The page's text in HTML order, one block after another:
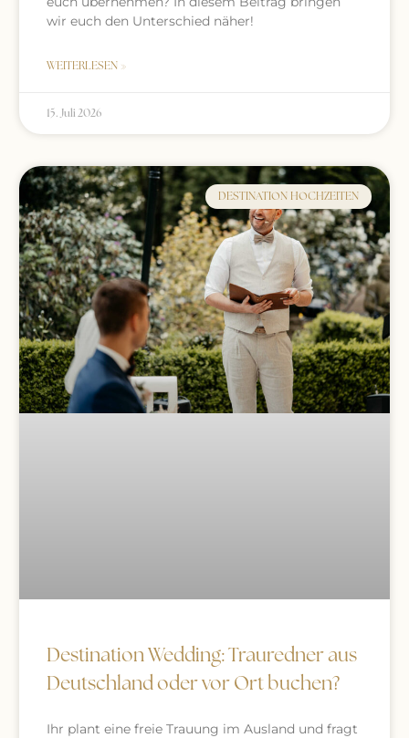
wir euch den Unterschied näher!
WEITERLESEN »
15. Juli 2026
DESTINATION HOCHZEITEN
Destination Wedding: Trauredner aus
Deutschland oder vor Ort buchen?
Ihr plant eine freie Trauung im Ausland und fragt